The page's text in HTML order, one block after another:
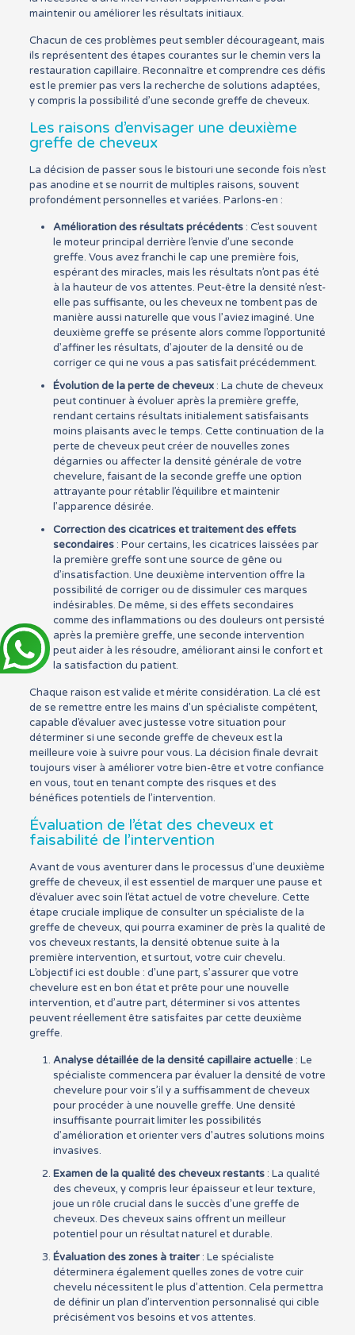
maintenir ou améliorer les résultats initiaux.
Chacun de ces problèmes peut sembler décourageant, mais
ils représentent des étapes courantes sur le chemin vers la
restauration capillaire. Reconnaître et comprendre ces défis
est le premier pas vers la recherche de solutions adaptées,
y compris la possibilité d’une seconde greffe de cheveux.
Les raisons d’envisager une deuxième
greffe de cheveux
La décision de passer sous le bistouri une seconde fois n’est
pas anodine et se nourrit de multiples raisons, souvent
profondément personnelles et variées. Parlons-en :
Amélioration des résultats précédents: C’est souvent
le moteur principal derrière l’envie d’une seconde
greffe. Vous avez franchi le cap une première fois,
espérant des miracles, mais les résultats n’ont pas été
à la hauteur de vos attentes. Peut-être la densité n’est-
elle pas suffisante, ou les cheveux ne tombent pas de
manière aussi naturelle que vous l’aviez imaginé. Une
deuxième greffe se présente alors comme l’opportunité
d’affiner les résultats, d’ajouter de la densité ou de
corriger ce qui ne vous a pas satisfait précédemment.
Évolution de la perte de cheveux: La chute de cheveux
peut continuer à évoluer après la première greffe,
rendant certains résultats initialement satisfaisants
moins plaisants avec le temps. Cette continuation de la
perte de cheveux peut créer de nouvelles zones
dégarnies ou affecter la densité générale de votre
chevelure, faisant de la seconde greffe une option
attrayante pour rétablir l’équilibre et maintenir
l’apparence désirée.
Correction des cicatrices et traitement des effets
secondaires: Pour certains, les cicatrices laissées par
la première greffe sont une source de gêne ou
d’insatisfaction. Une deuxième intervention offre la
possibilité de corriger ou de dissimuler ces marques
indésirables. De même, si des effets secondaires
comme des inflammations ou des douleurs ont persisté
après la première greffe, une seconde intervention
peut aider à les résoudre, améliorant ainsi le confort et
la satisfaction du patient.
Chaque raison est valide et mérite considération. La clé est
de se remettre entre les mains d’un spécialiste compétent,
capable d’évaluer avec justesse votre situation pour
déterminer si une seconde greffe de cheveux est la
meilleure voie à suivre pour vous. La décision finale devrait
toujours viser à améliorer votre bien-être et votre confiance
en vous, tout en tenant compte des risques et des
bénéfices potentiels de l’intervention.
Évaluation de l’état des cheveux et
faisabilité de l’intervention
Avant de vous aventurer dans le processus d’une deuxième
greffe de cheveux, il est essentiel de marquer une pause et
d’évaluer avec soin l’état actuel de votre chevelure. Cette
étape cruciale implique de consulter un spécialiste de la
greffe de cheveux, qui pourra examiner de près la qualité de
vos cheveux restants, la densité obtenue suite à la
première intervention, et surtout, votre cuir chevelu.
L’objectif ici est double : d’une part, s’assurer que votre
chevelure est en bon état et prête pour une nouvelle
intervention, et d’autre part, déterminer si vos attentes
peuvent réellement être satisfaites par cette deuxième
greffe.
Analyse détaillée de la densité capillaire actuelle: Le
spécialiste commencera par évaluer la densité de votre
chevelure pour voir s’il y a suffisamment de cheveux
pour procéder à une nouvelle greffe. Une densité
insuffisante pourrait limiter les possibilités
d’amélioration et orienter vers d’autres solutions moins
invasives.
Examen de la qualité des cheveux restants: La qualité
des cheveux, y compris leur épaisseur et leur texture,
joue un rôle crucial dans le succès d’une greffe de
cheveux. Des cheveux sains offrent un meilleur
potentiel pour un résultat naturel et durable.
Évaluation des zones à traiter: Le spécialiste
déterminera également quelles zones de votre cuir
chevelu nécessitent le plus d’attention. Cela permettra
de définir un plan d’intervention personnalisé qui cible
précisément vos besoins et vos attentes.